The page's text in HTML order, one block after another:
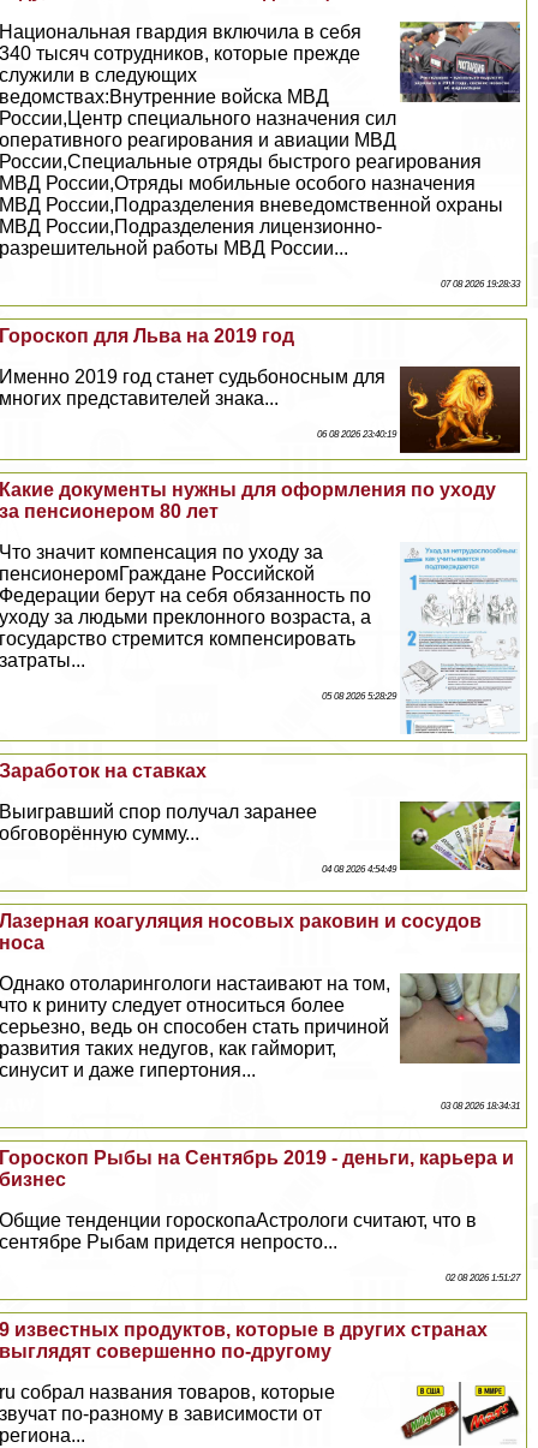
Национальная гвардия включила в себя
340 тысяч сотрудников, которые прежде
служили в следующих
ведомствах:Внутренние войска МВД
России,Центр специального назначения сил
оперативного реагирования и авиации МВД
России,Специальные отряды быстрого реагирования
МВД России,Отряды мобильные особого назначения
МВД России,Подразделения вневедомственной охраны
МВД России,Подразделения лицензионно-
разрешительной работы МВД России...
07 08 2026 19:28:33
Гороскоп для Льва на 2019 год
Именно 2019 год станет судьбоносным для
многих представителей знака...
06 08 2026 23:40:19
Какие документы нужны для оформления по уходу
за пенсионером 80 лет
Что значит компенсация по уходу за
пенсионеромГраждане Российской
Федерации берут на себя обязанность по
уходу за людьми преклонного возраста, а
государство стремится компенсировать
затраты...
05 08 2026 5:28:29
Заработок на ставках
Выигравший спор получал заранее
обговорённую сумму...
04 08 2026 4:54:49
Лазерная коагуляция носовых paковин и сосудов
носа
Однако отоларингологи настаивают на том,
что к риниту следует относиться более
серьезно, ведь он способен стать причиной
развития таких недугов, как гайморит,
синусит и даже гипертония...
03 08 2026 18:34:31
Гороскоп Рыбы на Сентябрь 2019 - деньги, карьера и
бизнес
Общие тенденции гороскопаАстрологи считают, что в
сентябре Рыбам придется непросто...
02 08 2026 1:51:27
9 известных продуктов, которые в других странах
выглядят совершенно по-другому
ru собрал названия товаров, которые
звучат по-разному в зависимости от
региона...